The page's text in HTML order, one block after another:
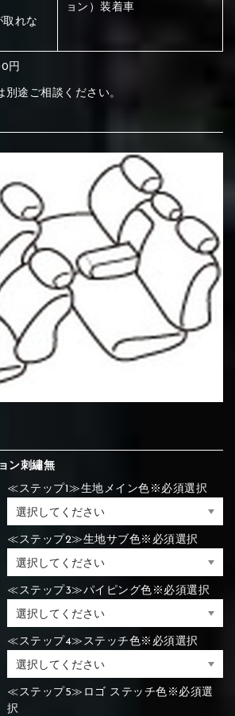
⑤Dark Brown ⑥Yellow
⑧Orange ⑨Pink
⑭Caramel ⑮Wine red
類からご選択ください。
⑤Dark Brown ⑥Yellow
⑧Orange ⑨Pink
⑪Black
⑭Caramel ⑮Wine red
ている場所を選択
らご選択ください。
②Gray ③Red
⑤Dark Brown ⑥Yellow
⑪Black ⑫Ivory
⑭Caramel ⑮Wine red
ている場所を選択
②Gray ③Light gray
⑤Ivory ⑥Red
⑧Yellow
⑪Blue ⑫Aqua blue
⑭Pink ⑮Rose pink
ている場所を選択
②Gray ③Light gray
⑤Ivory ⑥Red
⑧Yellow
⑪Blue
⑭Pink ⑮Rose pink
れな
ョン）装着車
円
途ご相談ください。
ン刺繡無
≪ステップ1≫生地メイン色※必須選択
≪ステップ2≫生地サブ色※必須選択
≪ステップ3≫パイピング色※必須選択
≪ステップ4≫ステッチ色※必須選択
≪ステップ5≫ロゴ ステッチ色※必須選
択